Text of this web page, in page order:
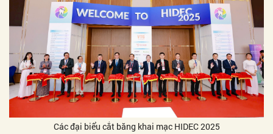
Các đại biểu cắt băng khai mạc HIDEC 2025